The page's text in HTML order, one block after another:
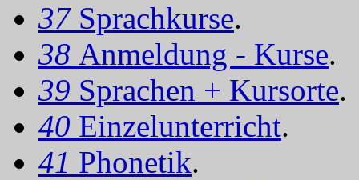
37 Sprachkurse.
38 Anmeldung - Kurse.
39 Sprachen + Kursorte.
40 Einzelunterricht.
41 Phonetik.